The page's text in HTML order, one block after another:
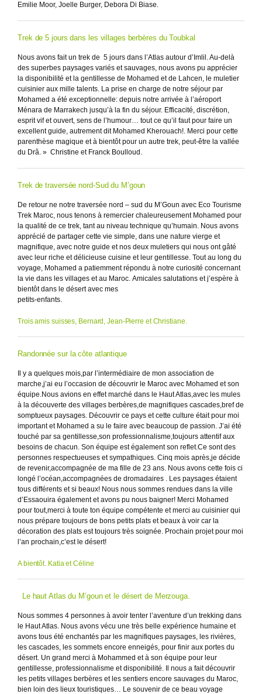
Emilie Moor, Joelle Burger, Debora Di Biase.
Trek de 5 jours dans les villages berbères du Toubkal
Nous avons fait un trek de 5 jours dans l’Atlas autour d’Imlil. Au-delà
des superbes paysages variés et sauvages, nous avons pu apprécier
la disponibilité et la gentillesse de Mohamed et de Lahcen, le muletier
cuisinier aux mille talents. La prise en charge de notre séjour par
Mohamed a été exceptionnelle: depuis notre arrivée à l’aéroport
Ménara de Marrakech jusqu’à la fin du séjour. Efficacité, discrétion,
esprit vif et ouvert, sens de l’humour… tout ce qu’il faut pour faire un
excellent guide, autrement dit Mohamed Kherouach!. Merci pour cette
parenthèse magique et à bientôt pour un autre trek, peut-être la vallée
du Drâ. » Christine et Franck Boulloud.
Trek de traversée nord-Sud du M’goun
De retour ne notre traversée nord – sud du M’Goun avec Eco Tourisme
Trek Maroc, nous tenons à remercier chaleureusement Mohamed pour
la qualité de ce trek, tant au niveau technique qu’humain. Nous avons
apprécié de partager cette vie simple, dans une nature vierge et
magnifique, avec notre guide et nos deux muletiers qui nous ont gâté
avec leur riche et délicieuse cuisine et leur gentillesse. Tout au long du
voyage, Mohamed a patiemment répondu à notre curiosité concernant
la vie dans les villages et au Maroc. Amicales salutations et j’espère à
bientôt dans le désert avec mes
petits-enfants.
Trois amis suisses, Bernard, Jean-Pierre et Christiane.
Randonnée sur la côte atlantique
Il y a quelques mois,par l’intermédiaire de mon association de
marche,j’ai eu l’occasion de découvrir le Maroc avec Mohamed et son
équipe.Nous avions en effet marché dans le Haut Atlas,avec les mules
à la découverte des villages berbères,de magnifiques cascades,bref de
somptueux paysages. Découvrir ce pays et cette culture était pour moi
important et Mohamed a su le faire avec beaucoup de passion. J’ai été
touché par sa gentillesse,son professionnalisme,toujours attentif aux
besoins de chacun. Son équipe est également son reflet.Ce sont des
personnes respectueuses et sympathiques. Cinq mois après,je décide
de revenir,accompagnée de ma fille de 23 ans. Nous avons cette fois ci
longé l’océan,accompagnées de dromadaires . Les paysages étaient
tous différents et si beaux! Nous nous sommes rendues dans la ville
d’Essaouira également et avons pu nous baigner! Merci Mohamed
pour tout,merci à toute ton équipe compétente et merci au cuisinier qui
nous prépare toujours de bons petits plats et beaux à voir car la
décoration des plats est toujours très soignée. Prochain projet pour moi
l’an prochain,c’est le désert!
A bientôt. Katia et Céline
Le haut Atlas du M’goun et le désert de Merzouga.
Nous sommes 4 personnes à avoir tenter l’aventure d’un trekking dans
le Haut Atlas. Nous avons vécu une très belle expérience humaine et
avons tous été enchantés par les magnifiques paysages, les rivières,
les cascades, les sommets encore enneigés, pour finir aux portes du
désert. Un grand merci à Mohammed et à son équipe pour leur
gentillesse, professionnalisme et disponibilité. Il nous a fait découvrir
les petits villages berbères et les sentiers encore sauvages du Maroc,
bien loin des lieux touristiques… Le souvenir de ce beau voyage